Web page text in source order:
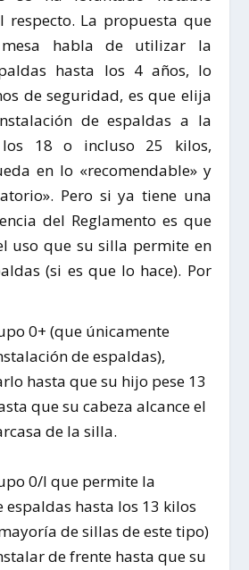
respecto. La propuesta que
habla de utilizar la
hasta los 4 años, lo
de seguridad, es que elija
de espaldas a la
los 18 o incluso 25 kilos,
en lo «recomendable» y
Pero si ya tiene una
del Reglamento es que
uso que su silla permite en
(si es que lo hace). Por
0+ (que únicamente
de espaldas),
hasta que su hijo pese 13
que su cabeza alcance el
de la silla.
0/I que permite la
espaldas hasta los 13 kilos
de sillas de este tipo)
de frente hasta que su